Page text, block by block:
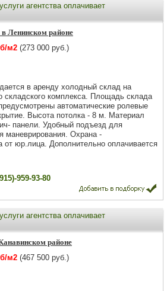
услуги агентства оплачивает
Ленинском районе
м2 (273 000 руб.)
в аренду холодный склад на
складского комплекса. Площадь склада
автоматические ролевые
Высота потолка - 8 м. Материал
панели. Удобный подъезд для
Охрана -
юр.лица. Дополнительно оплачивается
959-93-80
услуги агентства оплачивает
районе
м2 (467 500 руб.)